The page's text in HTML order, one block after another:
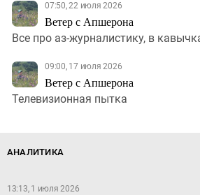
07:50, 22 июля 2026
Ветер с Апшерона
Все про аз-журналистику, в
09:00, 17 июля 2026
Ветер с Апшерона
Телевизионная пытка
АНАЛИТИКА
13:13, 1 июля 2026